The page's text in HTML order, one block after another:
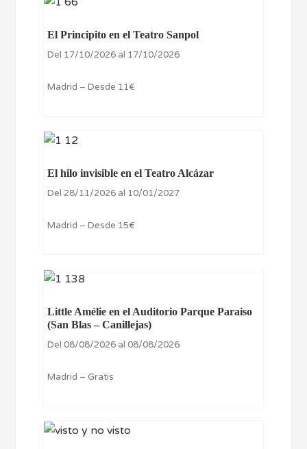
El Principito en el Teatro Sanpol
Del 17/10/2026 al 17/10/2026
Madrid – Desde 11€
El hilo invisible en el Teatro Alcázar
Del 28/11/2026 al 10/01/2027
Madrid – Desde 15€
Little Amélie en el Auditorio Parque Paraiso
(San Blas – Canillejas)
Del 08/08/2026 al 08/08/2026
Madrid – Gratis